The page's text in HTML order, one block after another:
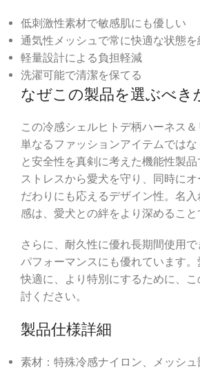
低刺激性素材で敏感肌にも優しい
通気性メッシュで常に快適な状態を
軽量設計による負担軽減
洗濯可能で清潔を保てる
なぜこの製品を選ぶべき
この冷感シェルヒトデ柄ハーネス＆
単なるファッションアイテムでは
と安全性を真剣に考えた機能性製
ストレスから愛犬を守り、同時に
だわりにも応えるデザイン性。名入
感は、愛犬との絆をより深めること
さらに、耐久性に優れ長期間使用で
パフォーマンスにも優れています。
快適に、より特別にするために、
討ください。
製品仕様詳細
素材：特殊冷感ナイロン、メッシ